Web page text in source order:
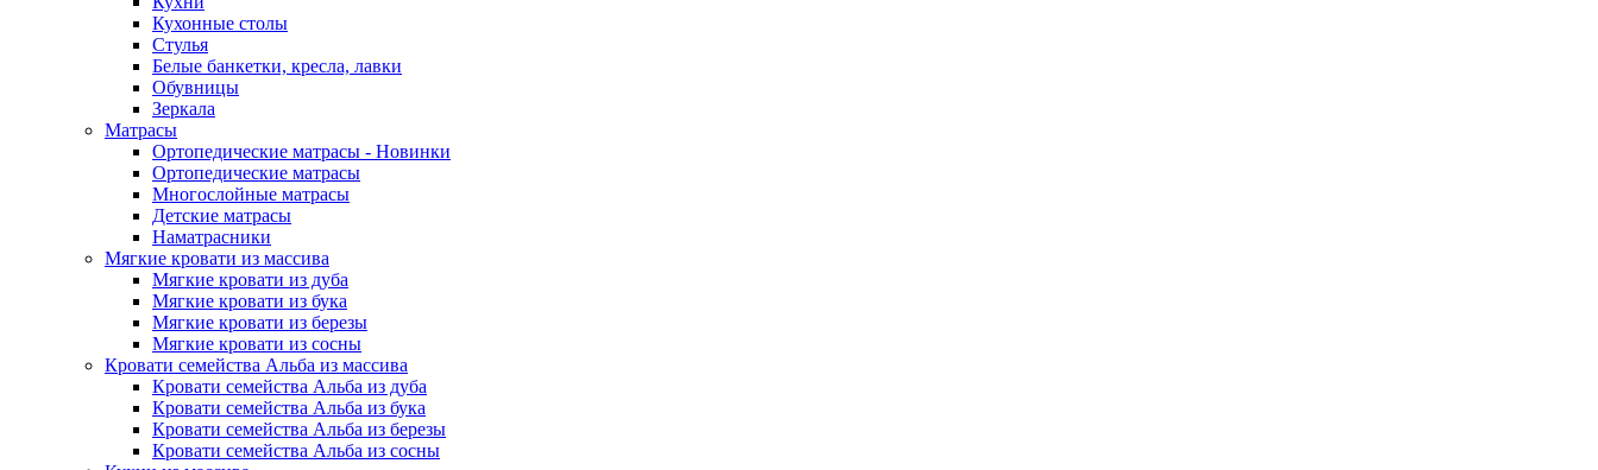
Кухонные столы
Стулья
Белые банкетки, кресла, лавки
Обувницы
Зеркала
Матрасы
Ортопедические матрасы - Новинки
Ортопедические матрасы
Многослойные матрасы
Детские матрасы
Наматрасники
Мягкие кровати из массива
Мягкие кровати из дуба
Мягкие кровати из бука
Мягкие кровати из березы
Мягкие кровати из сосны
Кровати семейства Альба из массива
Кровати семейства Альба из дуба
Кровати семейства Альба из бука
Кровати семейства Альба из березы
Кровати семейства Альба из сосны